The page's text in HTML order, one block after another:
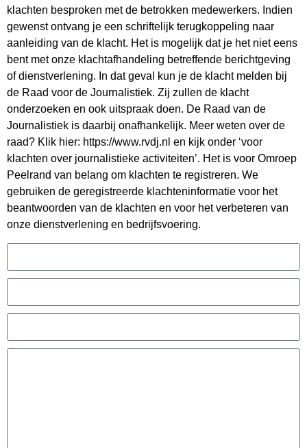
klachten besproken met de betrokken medewerkers. Indien
gewenst ontvang je een schriftelijk terugkoppeling naar
aanleiding van de klacht. Het is mogelijk dat je het niet eens
bent met onze klachtafhandeling betreffende berichtgeving
of dienstverlening. In dat geval kun je de klacht melden bij
de Raad voor de Journalistiek. Zij zullen de klacht
onderzoeken en ook uitspraak doen. De Raad van de
Journalistiek is daarbij onafhankelijk. Meer weten over de
raad? Klik hier: https://www.rvdj.nl en kijk onder ‘voor
klachten over journalistieke activiteiten’. Het is voor Omroep
Peelrand van belang om klachten te registreren. We
gebruiken de geregistreerde klachteninformatie voor het
beantwoorden van de klachten en voor het verbeteren van
onze dienstverlening en bedrijfsvoering.